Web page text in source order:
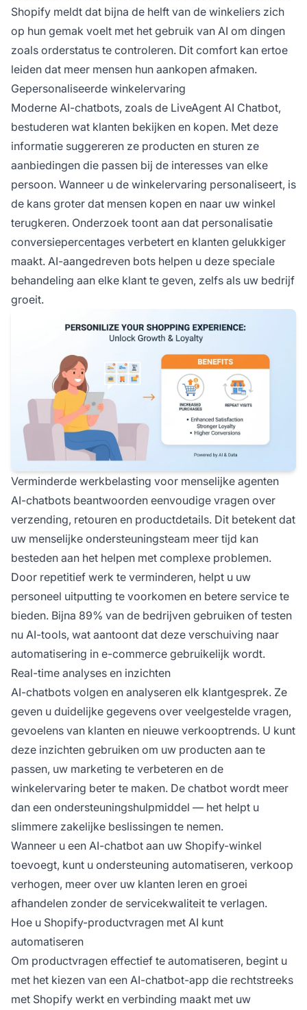
Shopify meldt dat bijna de helft van de winkeliers zich
op hun gemak voelt met het gebruik van AI om dingen
zoals orderstatus te controleren. Dit comfort kan ertoe
leiden dat meer mensen hun aankopen afmaken.
Gepersonaliseerde winkelervaring
Moderne AI-chatbots, zoals de LiveAgent AI Chatbot,
bestuderen wat klanten bekijken en kopen. Met deze
informatie suggereren ze producten en sturen ze
aanbiedingen die passen bij de interesses van elke
persoon. Wanneer u de winkelervaring personaliseert, is
de kans groter dat mensen kopen en naar uw winkel
terugkeren. Onderzoek toont aan dat personalisatie
conversiepercentages verbetert en klanten gelukkiger
maakt. AI-aangedreven bots helpen u deze speciale
behandeling aan elke klant te geven, zelfs als uw bedrijf
groeit.
Verminderde werkbelasting voor menselijke agenten
AI-chatbots beantwoorden eenvoudige vragen over
verzending, retouren en productdetails. Dit betekent dat
uw menselijke ondersteuningsteam meer tijd kan
besteden aan het helpen met complexe problemen.
Door repetitief werk te verminderen, helpt u uw
personeel uitputting te voorkomen en betere service te
bieden. Bijna 89% van de bedrijven gebruiken of testen
nu AI-tools, wat aantoont dat deze verschuiving naar
automatisering in e-commerce gebruikelijk wordt.
Real-time analyses en inzichten
AI-chatbots volgen en analyseren elk klantgesprek. Ze
geven u duidelijke gegevens over veelgestelde vragen,
gevoelens van klanten en nieuwe verkooptrends. U kunt
deze inzichten gebruiken om uw producten aan te
passen, uw marketing te verbeteren en de
winkelervaring beter te maken. De chatbot wordt meer
dan een ondersteuningshulpmiddel — het helpt u
slimmere zakelijke beslissingen te nemen.
Wanneer u een AI-chatbot aan uw Shopify-winkel
toevoegt, kunt u ondersteuning automatiseren, verkoop
verhogen, meer over uw klanten leren en groei
afhandelen zonder de servicekwaliteit te verlagen.
Hoe u Shopify-productvragen met AI kunt
automatiseren
Om productvragen effectief te automatiseren, begint u
met het kiezen van een AI-chatbot-app die rechtstreeks
met Shopify werkt en verbinding maakt met uw